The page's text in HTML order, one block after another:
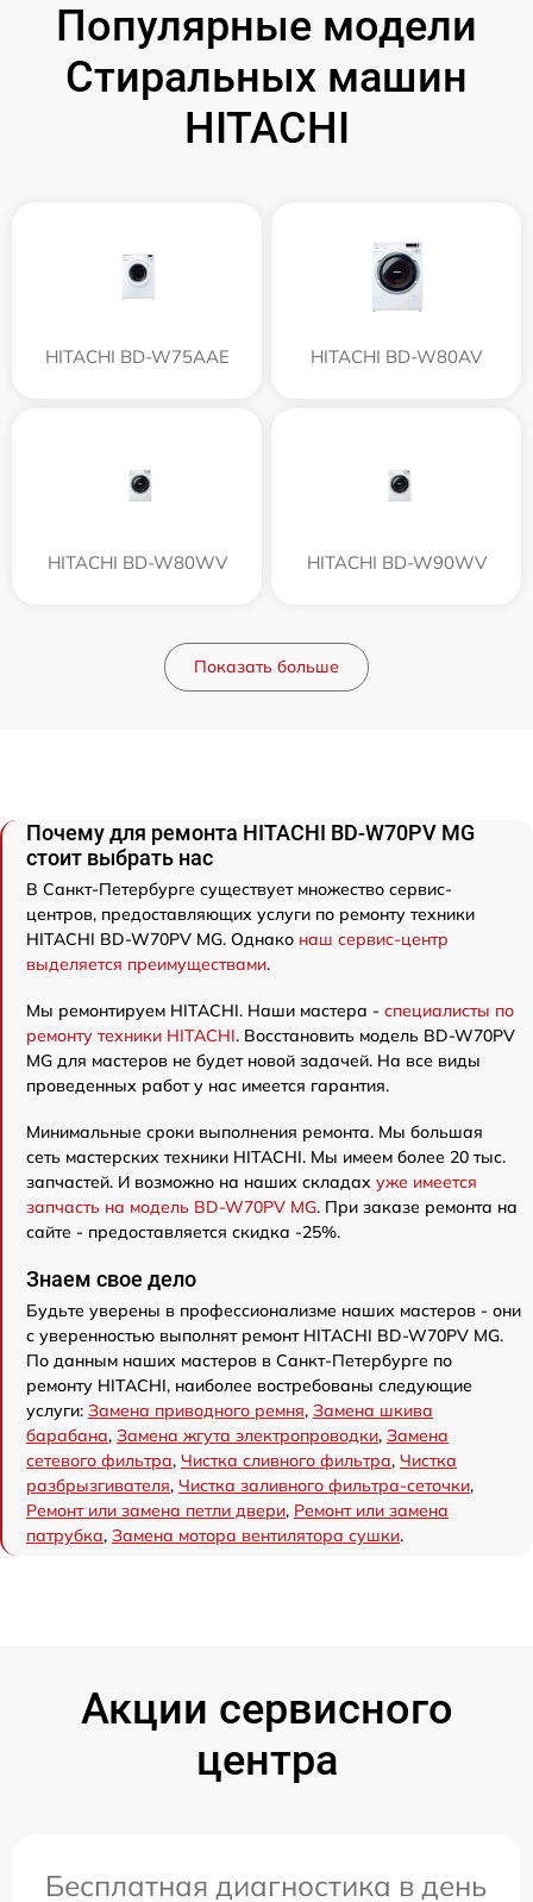
Популярные модели
Стиральных машин
HITACHI
HITACHI BD-W75AAE HITACHI BD-W80AV
HITACHI BD-W80WV HITACHI BD-W90WV
Показать больше
Почему для ремонта HITACHI BD-W70PV MG
стоит выбрать нас
В Санкт-Петербурге существует множество сервис-
центров, предоставляющих услуги по ремонту техники
HITACHI BD-W70PV MG. Однако наш сервис-центр
выделяется преимуществами.
Мы ремонтируем HITACHI. Наши мастера - специалисты по
ремонту техники HITACHI. Восстановить модель BD-W70PV
MG для мастеров не будет новой задачей. На все виды
проведенных работ у нас имеется гарантия.
Минимальные сроки выполнения ремонта. Мы большая
сеть мастерских техники HITACHI. Мы имеем более 20 тыс.
запчастей. И возможно на наших складах уже имеется
запчасть на модель BD-W70PV MG. При заказе ремонта на
сайте - предоставляется скидка -25%.
Знаем свое дело
Будьте уверены в профессионализме наших мастеров - они
с уверенностью выполнят ремонт HITACHI BD-W70PV MG.
По данным наших мастеров в Санкт-Петербурге по
ремонту HITACHI, наиболее востребованы следующие
услуги: Замена приводного ремня, Замена шкива
барабана, Замена жгута электропроводки, Замена
сетевого фильтра, Чистка сливного фильтра, Чистка
разбрызгивателя, Чистка заливного фильтра-сеточки,
Ремонт или замена петли двери, Ремонт или замена
патрубка, Замена мотора вентилятора сушки.
Акции сервисного
центра
Бесплатная диагностика в день